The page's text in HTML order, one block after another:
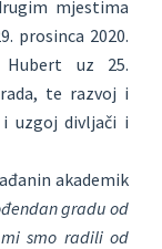
mjestima
prosinca 2020.
Hubert uz 25.
te razvoj i
uzgoj divljači i
akademik
gradu od
smo radili od